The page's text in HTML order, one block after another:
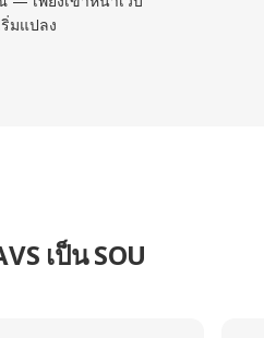
มแปลง
เป็น SOU